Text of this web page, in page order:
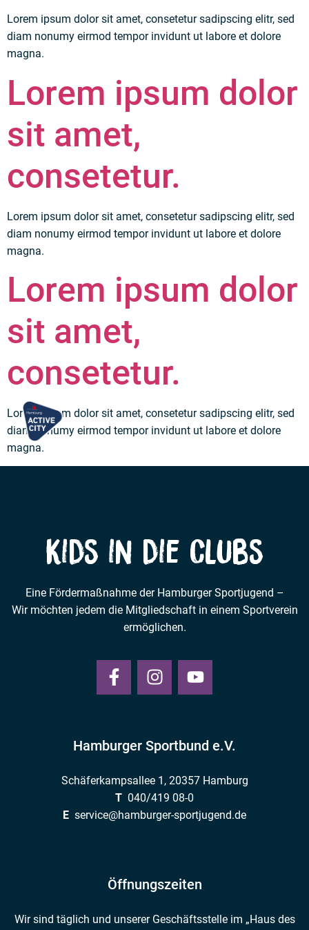
Lorem ipsum dolor sit amet, consetetur sadipscing elitr, sed
diam nonumy eirmod tempor invidunt ut labore et dolore
magna.
Lorem ipsum dolor
sit amet,
consetetur.
Lorem ipsum dolor sit amet, consetetur sadipscing elitr, sed
diam nonumy eirmod tempor invidunt ut labore et dolore
magna.
Lorem ipsum dolor
sit amet,
consetetur.
Lorem ipsum dolor sit amet, consetetur sadipscing elitr, sed
diam nonumy eirmod tempor invidunt ut labore et dolore
magna.
Kids in die Clubs
Eine Fördermaßnahme der Hamburger Sportjugend –
Wir möchten jedem die Mitgliedschaft in einem Sportverein
ermöglichen.
Hamburger Sportbund e.V.
Schäferkampsallee 1, 20357 Hamburg
T 040/419 08-0
E service@hamburger-sportjugend.de
Öffnungszeiten
Wir sind täglich und unserer Geschäftsstelle im „Haus des